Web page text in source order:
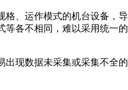
格、运作模式的机台设备，导
等各不相同，难以采⽤统⼀的
出现数据未采集或采集不全的